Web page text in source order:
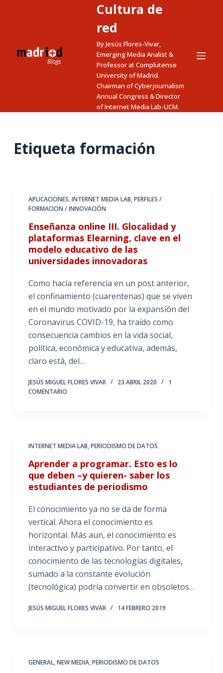
c
Cultura de
red
By Jesús Flores-Vivar,
Emerging Media Analist &
Professor at Complutense
University of Madrid.
Chairman of Cyberjournalism
Annual Congress & Director
of Internet Media Lab-UCM.
Etiqueta formación
APLICACIONES,INTERNET MEDIA LAB,PERFILES /
FORMACION / INNOVACIÓN
Enseñanza online III. Glocalidad y
plataformas Elearning, clave en el
modelo educativo de las
universidades innovadoras
Como hacía referencia en un post anterior,
el confinamiento (cuarentenas) que se viven
en el mundo motivado por la expansión del
Coronavirus COVID-19, ha traído como
consecuencia cambios en la vida social,
política, económica y educativa, además,
claro está, del…
JESÚS MIGUEL FLORES VIVAR 23 ABRIL 2020
1
COMENTARIO
INTERNET MEDIA LAB,PERIODISMO DE DATOS
Aprender a programar. Esto es lo
que deben –y quieren- saber los
estudiantes de periodismo
El conocimiento ya no se da de forma
vertical. Ahora el conocimiento es
horizontal. Más aun, el conocimiento es
interactivo y participativo. Por tanto, el
conocimiento de las tecnologías digitales,
sumado a la constante evolución
(tecnológica) podría convertir en obsoletos…
JESÚS MIGUEL FLORES VIVAR 14 FEBRERO 2019
GENERAL,NEW MEDIA,PERIODISMO DE DATOS